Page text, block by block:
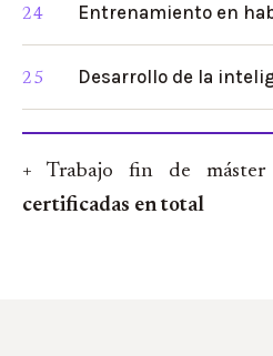
Entrenamiento en
Desarrollo de la
+ Trabajo fin de
certificadas en total